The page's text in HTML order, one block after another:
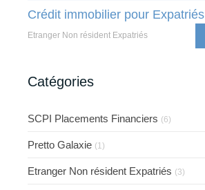
Crédit immobilier pour Expatriés
Etranger Non résident Expatriés
Catégories
SCPI Placements Financiers (6)
Pretto Galaxie (1)
Etranger Non résident Expatriés (3)